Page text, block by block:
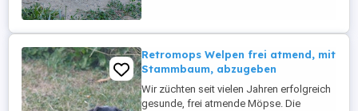
menschenbezogen ...
Retromops Welpen frei atmend, mit
Stammbaum, abzugeben
Wir züchten seit vielen Jahren erfolgreich
gesunde, frei atmende Möpse. Die